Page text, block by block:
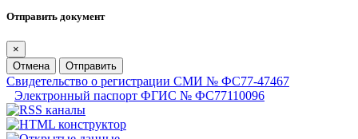
Отправить документ
×
Отмена
Отправить
Свидетельство о регистрации СМИ № ФС77-47467
Электронный паспорт ФГИС № ФС77110096